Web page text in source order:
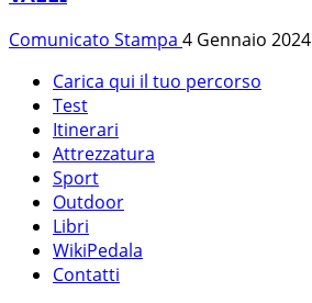
Comunicato Stampa 4 Gennaio 2024
Carica qui il tuo percorso
Test
Itinerari
Attrezzatura
Sport
Outdoor
Libri
WikiPedala
Contatti